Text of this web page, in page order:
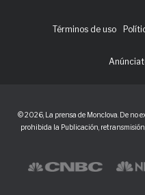
Términos de uso
© 2026, La prensa de Monclova. De no
prohibida la Publicación,